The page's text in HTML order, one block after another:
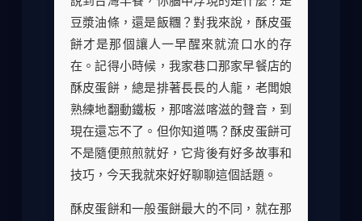
豆漿油條，還是飯糰？對我來說，酥皮蛋
餅才是那個讓人一早醒來就流口水的存
在。記得小時候，我家巷口那家早餐店的
酥皮蛋餅，總是排著長長的人龍，老闆娘
熟練地翻動鐵板，那喀滋喀滋的聲音，到
現在還忘不了。但你知道嗎？酥皮蛋餅可
不是隨便煎煎就好，它背後有好多故事和
技巧，今天我就來好好聊聊這個話題。
酥皮蛋餅和一般蛋餅最大的不同，就在那